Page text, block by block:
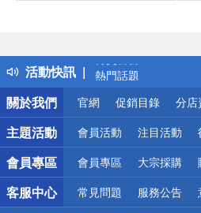
活動快訊
得獎公告
熱門話題
銀行優惠
偏遠地區配送
詐騙網頁！請小心！
關於我們
官網 促銷目錄 分店
主題活動 會員活動 注目活動
會員專區 會員專區 大宗採購
客服中心 常見問題 服務公告